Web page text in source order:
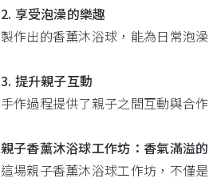
2. 享受泡澡的樂趣
製作出的香薰沐浴球，能為日常泡
3. 提升親子互動
手作過程提供了親子之間互動與合
親子香薰沐浴球工作坊：香氣滿溢
這場親子香薰沐浴球工作坊，不僅